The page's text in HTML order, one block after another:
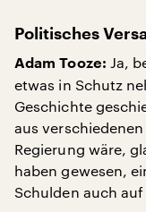
Politisches
Adam Tooze: Ja,
etwas in Schutz
Geschichte
aus
Regierung wäre,
haben gewesen,
Schulden auch